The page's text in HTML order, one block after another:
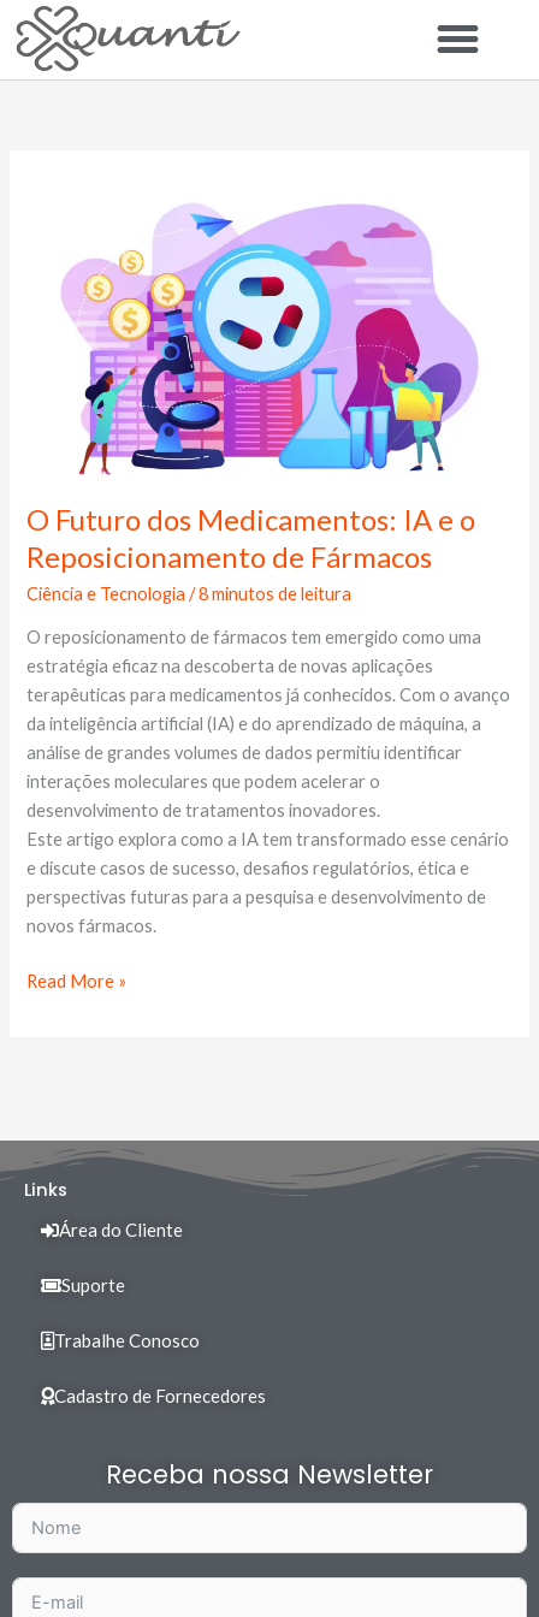
para
O Futuro dos Medicamentos: IA e o
Reposicionamento de Fármacos
Ciência e Tecnologia /8 minutos de leitura
O reposicionamento de fármacos tem emergido como uma
estratégia eficaz na descoberta de novas aplicações
terapêuticas para medicamentos já conhecidos. Com o avanço
da inteligência artificial (IA) e do aprendizado de máquina, a
análise de grandes volumes de dados permitiu identificar
interações moleculares que podem acelerar o
desenvolvimento de tratamentos inovadores.
Este artigo explora como a IA tem transformado esse cenário
e discute casos de sucesso, desafios regulatórios, ética e
perspectivas futuras para a pesquisa e desenvolvimento de
novos fármacos.
O
dos
Medicamentos:
IA
o
Reposicionamento
Fármacos
Read More »
Links
Área do Cliente
Suporte
Trabalhe Conosco
Cadastro de Fornecedores
Receba nossa Newsletter